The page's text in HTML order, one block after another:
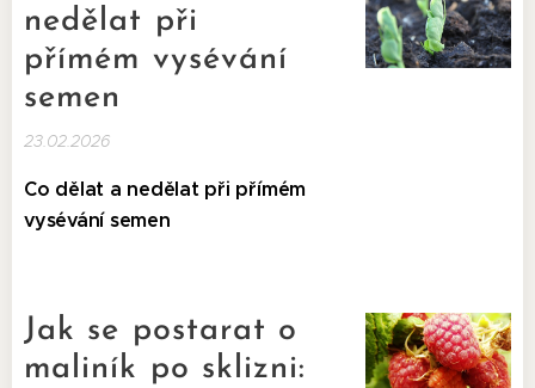
nedělat při
přímém vysévání
semen
23.02.2026
Co dělat a nedělat při přímém
vysévání semen
Jak se postarat o
maliník po sklizni: